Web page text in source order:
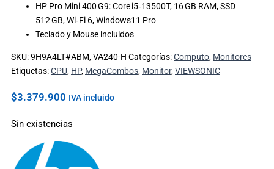
HP Pro Mini 400 G9: Core i5‑13500T, 16 GB RAM, SSD
512 GB, Wi‑Fi 6, Windows11 Pro
Teclado y Mouse incluidos
SKU:9H9A4LT#ABM, VA240-H Categorías:Computo, Monitores
Etiquetas:CPU, HP, MegaCombos, Monitor,VIEWSONIC
$3.379.900 IVA incluido
Sin existencias